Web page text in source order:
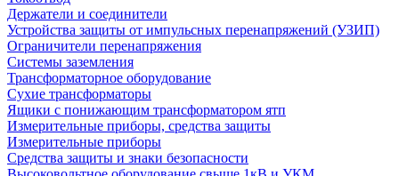
Держатели и соединители
Устройства защиты от импульсных перенапряжений (УЗИП)
Ограничители перенапряжения
Системы заземления
Трансформаторное оборудование
Сухие трансформаторы
Ящики с понижающим трансформатором ятп
Измерительные приборы, средства защиты
Измерительные приборы
Средства защиты и знаки безопасности